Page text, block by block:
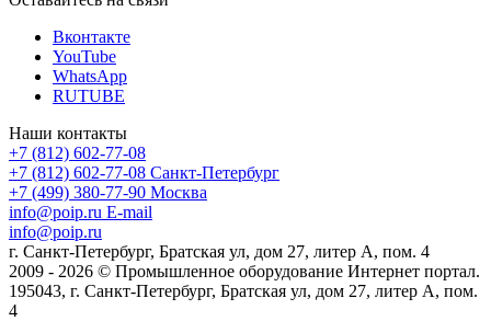
Вконтакте
YouTube
WhatsApp
RUTUBE
Наши контакты
+7 (812) 602-77-08
+7 (812) 602-77-08 Санкт-Петербург
+7 (499) 380-77-90 Москва
info@poip.ru E-mail
info@poip.ru
г. Санкт-Петербург, Братская ул, дом 27, литер А, пом. 4
2009 - 2026 © Промышленное оборудование Интернет портал.
195043, г. Санкт-Петербург, Братская ул, дом 27, литер А, пом.
4